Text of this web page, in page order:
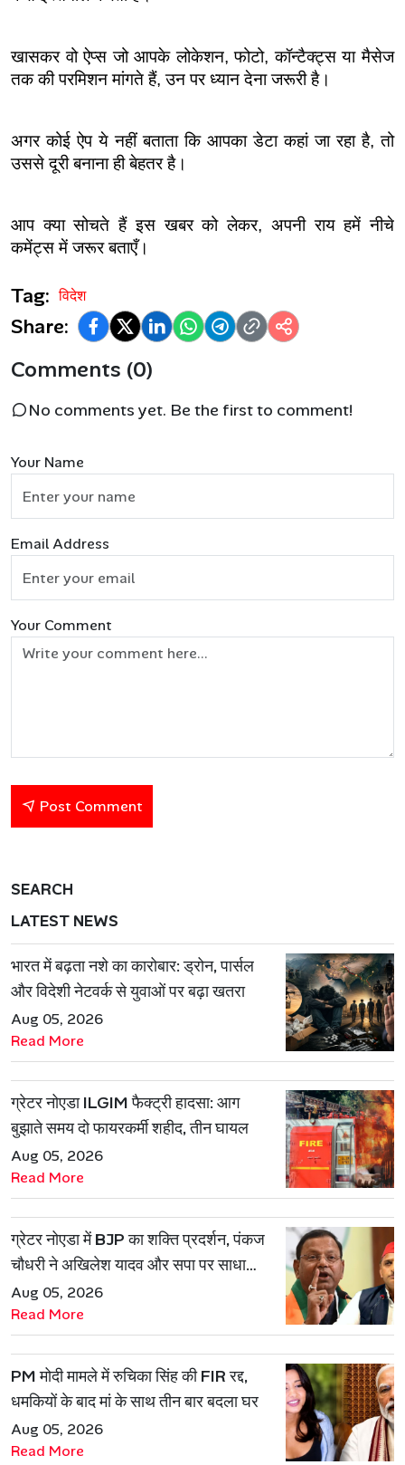
खासकर वो ऐप्स जो आपके लोकेशन, फोटो, कॉन्टैक्ट्स या मैसेज
तक की परमिशन मांगते हैं, उन पर ध्यान देना जरूरी है।
अगर कोई ऐप ये नहीं बताता कि आपका डेटा कहां जा रहा है, तो
उससे दूरी बनाना ही बेहतर है।
आप क्या सोचते हैं इस खबर को लेकर, अपनी राय हमें नीचे
कमेंट्स में जरूर बताएँ।
Tag: विदेश
Share:
Comments (0)
No comments yet. Be the first to comment!
Your Name
Email Address
Your Comment
Post Comment
SEARCH
LATEST NEWS
भारत में बढ़ता नशे का कारोबार: ड्रोन, पार्सल
और विदेशी नेटवर्क से युवाओं पर बढ़ा खतरा
Aug 05, 2026
Read More
ग्रेटर नोएडा ILGIM फैक्ट्री हादसा: आग
बुझाते समय दो फायरकर्मी शहीद, तीन घायल
Aug 05, 2026
Read More
ग्रेटर नोएडा में BJP का शक्ति प्रदर्शन, पंकज
चौधरी ने अखिलेश यादव और सपा पर साधा
निशाना
Aug 05, 2026
Read More
PM मोदी मामले में रुचिका सिंह की FIR रद्द,
धमकियों के बाद मां के साथ तीन बार बदला घर
Aug 05, 2026
Read More